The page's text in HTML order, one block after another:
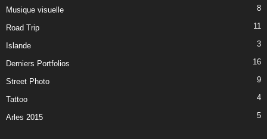
Musique visuelle 8
Road Trip 11
Islande 3
Derniers Portfolios 16
Street Photo 9
Tattoo 4
Arles 2015 5